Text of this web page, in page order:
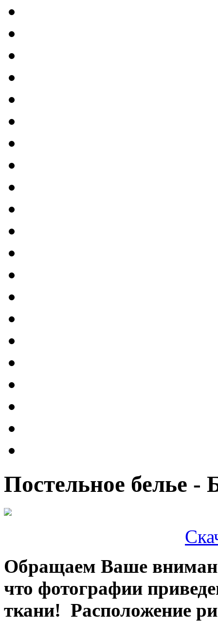
Постельное белье -
Обращаем Ваше
что фотографии
ткани! Расположение